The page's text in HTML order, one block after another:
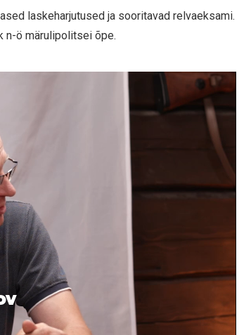
laskeharjutused ja sooritavad relvaeksami.
n-ö märulipolitsei õpe.